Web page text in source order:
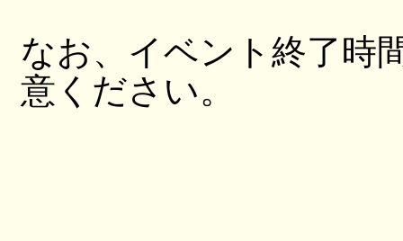
なお、イベント終了時
意ください。